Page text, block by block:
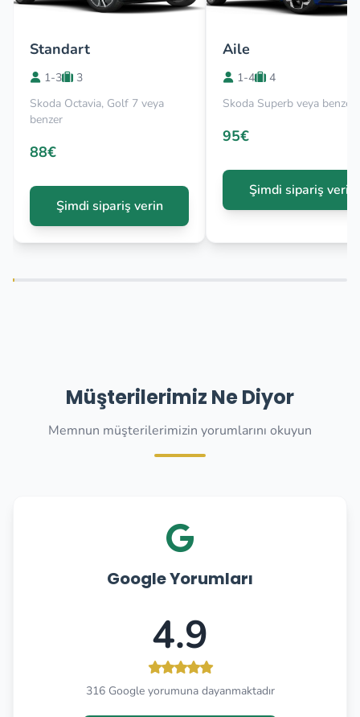
Standart
1-3
3
Skoda Octavia, Golf 7 veya
benzer
88€
Şimdi sipariş verin
Aile
1-4
4
Skoda Superb veya benzer
95€
Şimdi sipariş verin
Müşterilerimiz Ne Diyor
Memnun müşterilerimizin yorumlarını okuyun
Google Yorumları
4.9
316 Google yorumuna dayanmaktadır